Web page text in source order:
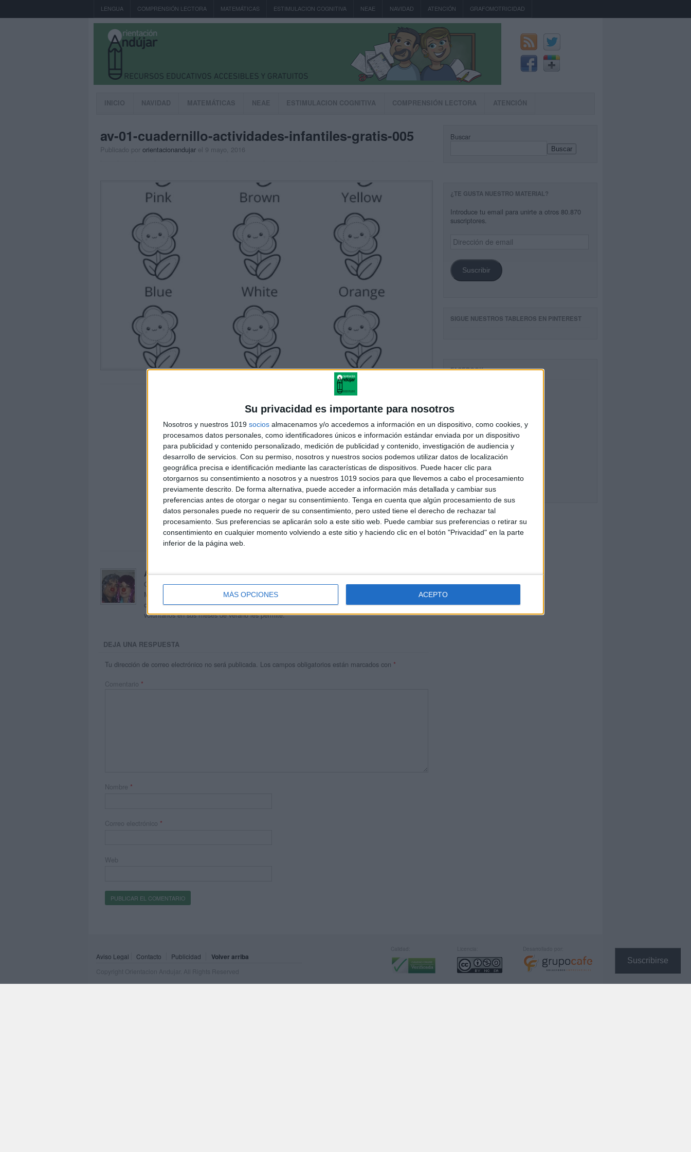
Su privacidad es importante para nosotros
Nosotros y nuestros 1019 socios almacenamos y/o accedemos a información en un dispositivo, como cookies, y
procesamos datos personales, como identificadores únicos e información estándar enviada por un dispositivo
para publicidad y contenido personalizado, medición de publicidad y contenido, investigación de audiencia y
desarrollo de servicios. Con su permiso, nosotros y nuestros socios podemos utilizar datos de localización
geográfica precisa e identificación mediante las características de dispositivos. Puede hacer clic para
otorgarnos su consentimiento a nosotros y a nuestros 1019 socios para que llevemos a cabo el procesamiento
previamente descrito. De forma alternativa, puede acceder a información más detallada y cambiar sus
preferencias antes de otorgar o negar su consentimiento. Tenga en cuenta que algún procesamiento de sus
datos personales puede no requerir de su consentimiento, pero usted tiene el derecho de rechazar tal
procesamiento. Sus preferencias se aplicarán solo a este sitio web. Puede cambiar sus preferencias o retirar su
consentimiento en cualquier momento volviendo a este sitio y haciendo clic en el botón "Privacidad" en la parte
inferior de la página web.
MÁS OPCIONES ACEPTO
Suscribirse
LENGUA COMPRENSIÓN LECTORA MATEMÁTICAS ESTIMULACION COGNITIVA NEAE NAVIDAD ATENCIÓN GRAFOMOTRICIDAD
INICIO NAVIDAD MATEMÁTICAS NEAE ESTIMULACION COGNITIVA COMPRENSIÓN LECTORA ATENCIÓN
av-01-cuadernillo-actividades-infantiles-gratis-005
Publicado por orientacionandujar el 9 mayo, 2016
Acerca de orientacionandujar
Orientación Andújar no es solo un blog, es la apuesta personal de dos profesores Ginés y
Maribel, que además de ser pareja, son los encargados de los contenidos que encontramos
dentro del blog y en el cual, vuelcan la mayor parte del tiempo, que sus tareas como docentes, y
voluntarios en sus meses de verano les permite.
DEJA UNA RESPUESTA
Tu dirección de correo electrónico no será publicada. Los campos obligatorios están marcados con *
Comentario *
Nombre *
Correo electrónico *
Web
Buscar
Buscar
¿TE GUSTA NUESTRO MATERIAL?
Introduce tu email para unirte a otros 80.870
suscriptores.
Dirección
de
Suscribir
SIGUE NUESTROS TABLEROS EN PINTEREST
FACEBOOK
Aviso Legal Contacto Publicidad Volver arriba